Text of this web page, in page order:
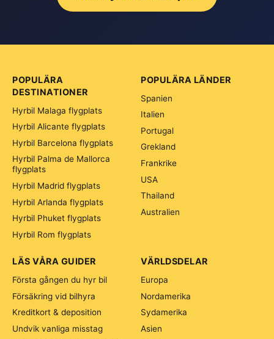
POPULÄRA
DESTINATIONER
Hyrbil Malaga flygplats
Hyrbil Alicante flygplats
Hyrbil Barcelona flygplats
Hyrbil Palma de Mallorca
flygplats
Hyrbil Madrid flygplats
Hyrbil Arlanda flygplats
Hyrbil Phuket flygplats
Hyrbil Rom flygplats
POPULÄRA LÄNDER
Spanien
Italien
Portugal
Grekland
Frankrike
USA
Thailand
Australien
VÄRLDSDELAR
Europa
Nordamerika
Sydamerika
Asien
LÄS VÅRA GUIDER
Första gången du hyr bil
Försäkring vid bilhyra
Kreditkort & deposition
Undvik vanliga misstag